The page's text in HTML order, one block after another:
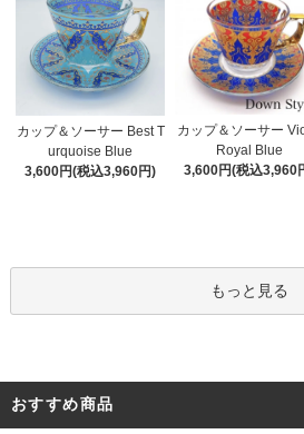
カップ＆ソーサー Best T
urquoise Blue
3,600円(税込3,960円)
カップ＆ソーサー
Royal Blue
3,600円(税込3,960
もっと見る
おすすめ商品